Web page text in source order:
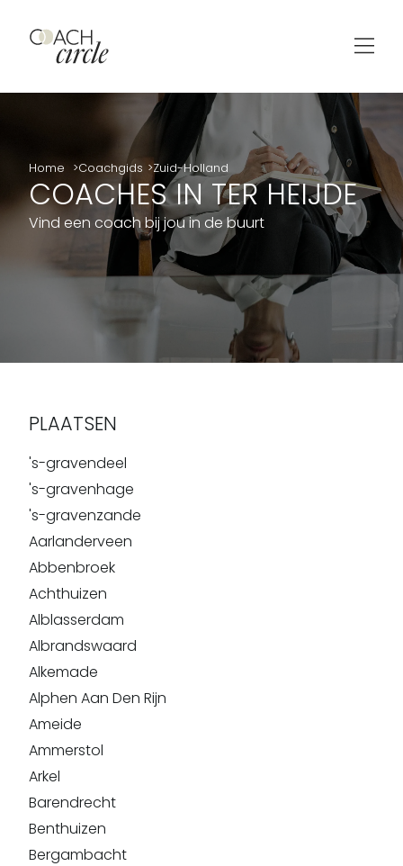
Home Coachgids Zuid-Holland
COACHES IN TER HEIJDE
Vind een coach bij jou in de buurt
PLAATSEN
's-gravendeel
's-gravenhage
's-gravenzande
Aarlanderveen
Abbenbroek
Achthuizen
Alblasserdam
Albrandswaard
Alkemade
Alphen Aan Den Rijn
Ameide
Ammerstol
Arkel
Barendrecht
Benthuizen
Bergambacht